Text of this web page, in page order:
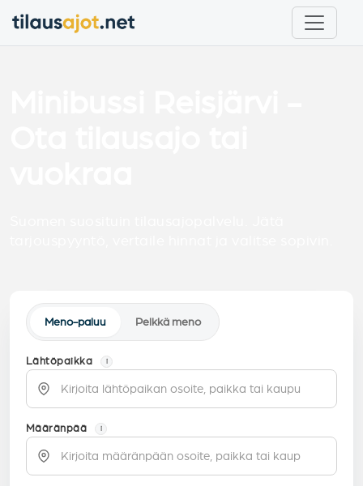
Meno-paluu Pelkkä meno
Lähtöpaikka i
Määränpää i